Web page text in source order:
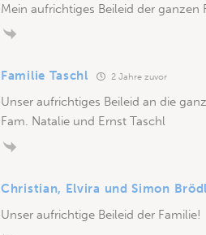
Mein aufrichtiges Beileid der ganzen
Familie Taschl 2 Jahre zuvor
Unser aufrichtiges Beileid an die
Fam. Natalie und Ernst Taschl
Christian, Elvira und Simon
Unser aufrichtige Beileid der Familie!